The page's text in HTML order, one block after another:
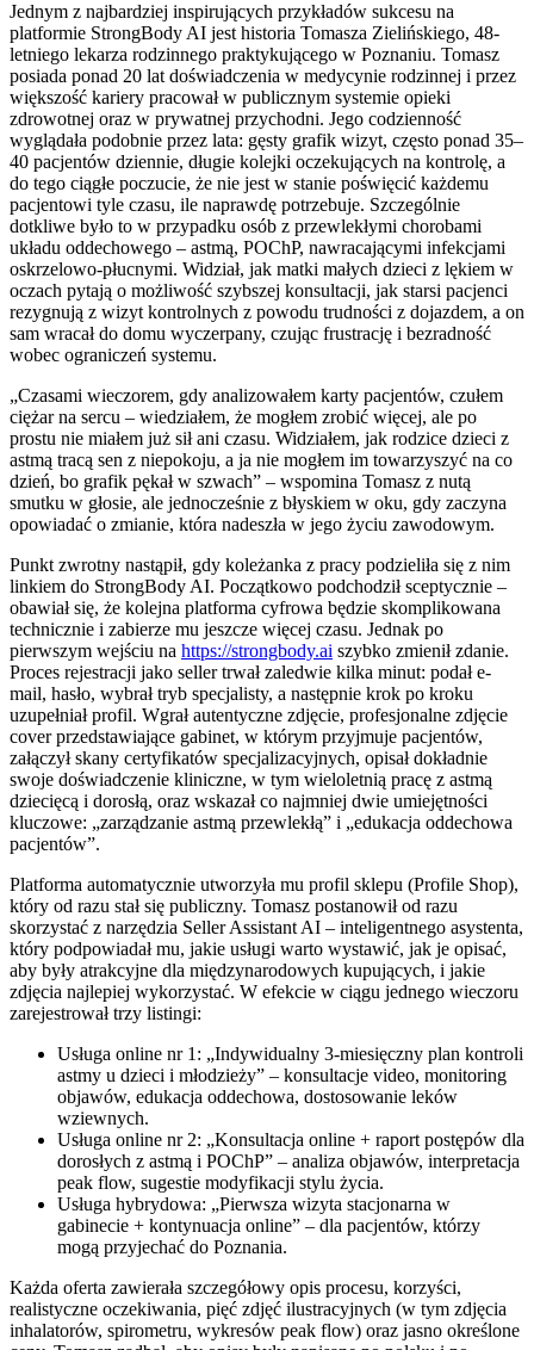
Jednym z najbardziej inspirujących przykładów sukcesu na
platformie StrongBody AI jest historia Tomasza Zielińskiego, 48-
letniego lekarza rodzinnego praktykującego w Poznaniu. Tomasz
posiada ponad 20 lat doświadczenia w medycynie rodzinnej i przez
większość kariery pracował w publicznym systemie opieki
zdrowotnej oraz w prywatnej przychodni. Jego codzienność
wyglądała podobnie przez lata: gęsty grafik wizyt, często ponad 35–
40 pacjentów dziennie, długie kolejki oczekujących na kontrolę, a
do tego ciągłe poczucie, że nie jest w stanie poświęcić każdemu
pacjentowi tyle czasu, ile naprawdę potrzebuje. Szczególnie
dotkliwe było to w przypadku osób z przewlekłymi chorobami
układu oddechowego – astmą, POChP, nawracającymi infekcjami
oskrzelowo-płucnymi. Widział, jak matki małych dzieci z lękiem w
oczach pytają o możliwość szybszej konsultacji, jak starsi pacjenci
rezygnują z wizyt kontrolnych z powodu trudności z dojazdem, a on
sam wracał do domu wyczerpany, czując frustrację i bezradność
wobec ograniczeń systemu.
„Czasami wieczorem, gdy analizowałem karty pacjentów, czułem
ciężar na sercu – wiedziałem, że mogłem zrobić więcej, ale po
prostu nie miałem już sił ani czasu. Widziałem, jak rodzice dzieci z
astmą tracą sen z niepokoju, a ja nie mogłem im towarzyszyć na co
dzień, bo grafik pękał w szwach” – wspomina Tomasz z nutą
smutku w głosie, ale jednocześnie z błyskiem w oku, gdy zaczyna
opowiadać o zmianie, która nadeszła w jego życiu zawodowym.
Punkt zwrotny nastąpił, gdy koleżanka z pracy podzieliła się z nim
linkiem do StrongBody AI. Początkowo podchodził sceptycznie –
obawiał się, że kolejna platforma cyfrowa będzie skomplikowana
technicznie i zabierze mu jeszcze więcej czasu. Jednak po
pierwszym wejściu na https://strongbody.ai szybko zmienił zdanie.
Proces rejestracji jako seller trwał zaledwie kilka minut: podał e-
mail, hasło, wybrał tryb specjalisty, a następnie krok po kroku
uzupełniał profil. Wgrał autentyczne zdjęcie, profesjonalne zdjęcie
cover przedstawiające gabinet, w którym przyjmuje pacjentów,
załączył skany certyfikatów specjalizacyjnych, opisał dokładnie
swoje doświadczenie kliniczne, w tym wieloletnią pracę z astmą
dziecięcą i dorosłą, oraz wskazał co najmniej dwie umiejętności
kluczowe: „zarządzanie astmą przewlekłą” i „edukacja oddechowa
pacjentów”.
Platforma automatycznie utworzyła mu profil sklepu (Profile Shop),
który od razu stał się publiczny. Tomasz postanowił od razu
skorzystać z narzędzia Seller Assistant AI – inteligentnego asystenta,
który podpowiadał mu, jakie usługi warto wystawić, jak je opisać,
aby były atrakcyjne dla międzynarodowych kupujących, i jakie
zdjęcia najlepiej wykorzystać. W efekcie w ciągu jednego wieczoru
zarejestrował trzy listingi:
Usługa online nr 1: „Indywidualny 3-miesięczny plan kontroli
astmy u dzieci i młodzieży” – konsultacje video, monitoring
objawów, edukacja oddechowa, dostosowanie leków
wziewnych.
Usługa online nr 2: „Konsultacja online + raport postępów dla
dorosłych z astmą i POChP” – analiza objawów, interpretacja
peak flow, sugestie modyfikacji stylu życia.
Usługa hybrydowa: „Pierwsza wizyta stacjonarna w
gabinecie + kontynuacja online” – dla pacjentów, którzy
mogą przyjechać do Poznania.
Każda oferta zawierała szczegółowy opis procesu, korzyści,
realistyczne oczekiwania, pięć zdjęć ilustracyjnych (w tym zdjęcia
inhalatorów, spirometru, wykresów peak flow) oraz jasno określone